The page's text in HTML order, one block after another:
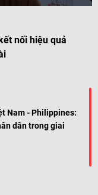
nối hiệu quả
Nam - Philippines:
dân trong giai